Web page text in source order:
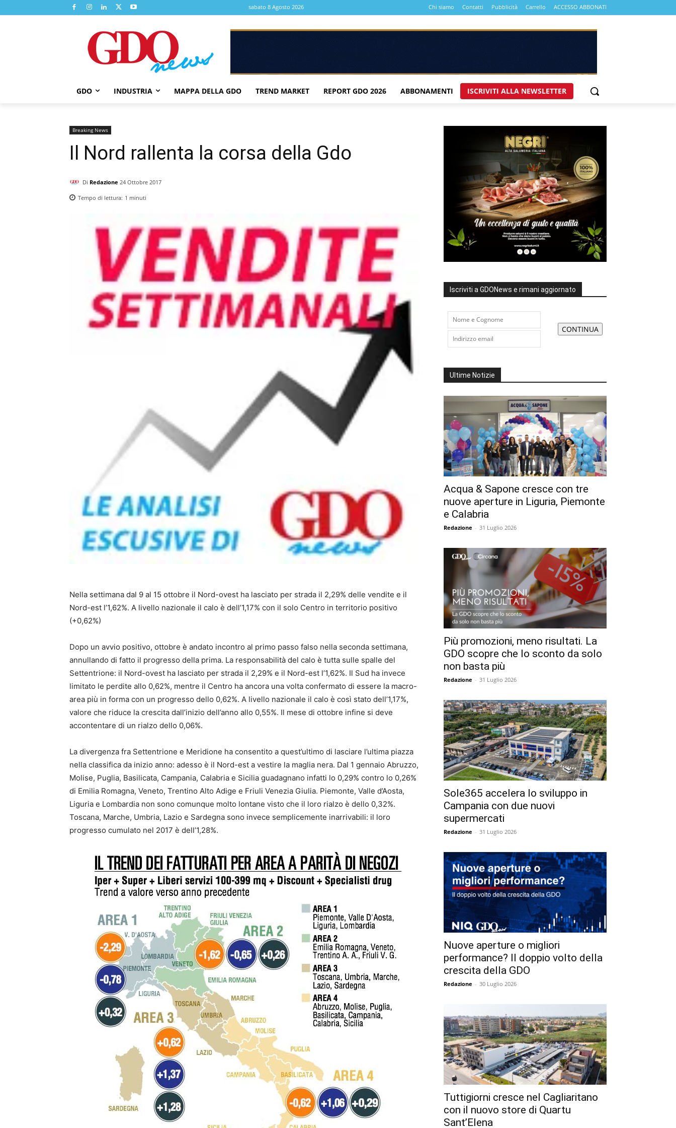
sabato 8 Agosto 2026 Chi siamo Contatti Pubblicità Carrello ACCESSO ABBONATI
GDO INDUSTRIA MAPPA DELLA GDO TREND MARKET REPORT GDO 2026 ABBONAMENTI ISCRIVITI ALLA NEWSLETTER
Breaking News
Il Nord rallenta la corsa della Gdo
Di Redazione 24 Ottobre 2017
Tempo di lettura: 1 minuti
Nella settimana dal 9 al 15 ottobre il Nord-ovest ha lasciato per strada il 2,29% delle vendite e il
Nord-est l’1,62%. A livello nazionale il calo è dell’1,17% con il solo Centro in territorio positivo
(+0,62%)
Dopo un avvio positivo, ottobre è andato incontro al primo passo falso nella seconda settimana,
annullando di fatto il progresso della prima. La responsabilità del calo è tutta sulle spalle del
Settentrione: il Nord-ovest ha lasciato per strada il 2,29% e il Nord-est l’1,62%. Il Sud ha invece
limitato le perdite allo 0,62%, mentre il Centro ha ancora una volta confermato di essere la macro-
area più in forma con un progresso dello 0,62%. A livello nazionale il calo è così stato dell’1,17%,
valore che riduce la crescita dall’inizio dell’anno allo 0,55%. Il mese di ottobre infine si deve
accontentare di un rialzo dello 0,06%.
La divergenza fra Settentrione e Meridione ha consentito a quest’ultimo di lasciare l’ultima piazza
nella classifica da inizio anno: adesso è il Nord-est a vestire la maglia nera. Dal 1 gennaio Abruzzo,
Molise, Puglia, Basilicata, Campania, Calabria e Sicilia guadagnano infatti lo 0,29% contro lo 0,26%
di Emilia Romagna, Veneto, Trentino Alto Adige e Friuli Venezia Giulia. Piemonte, Valle d’Aosta,
Liguria e Lombardia non sono comunque molto lontane visto che il loro rialzo è dello 0,32%.
Toscana, Marche, Umbria, Lazio e Sardegna sono invece semplicemente inarrivabili: il loro
progresso cumulato nel 2017 è dell’1,28%.
Iscriviti a GDONews e rimani aggiornato
Ultime Notizie
Acqua & Sapone cresce con tre
nuove aperture in Liguria, Piemonte
e Calabria
Redazione - 31 Luglio 2026
Più promozioni, meno risultati. La
GDO scopre che lo sconto da solo
non basta più
Redazione - 31 Luglio 2026
Sole365 accelera lo sviluppo in
Campania con due nuovi
supermercati
Redazione - 31 Luglio 2026
Nuove aperture o migliori
performance? Il doppio volto della
crescita della GDO
Redazione - 30 Luglio 2026
Tuttigiorni cresce nel Cagliaritano
con il nuovo store di Quartu
Sant’Elena